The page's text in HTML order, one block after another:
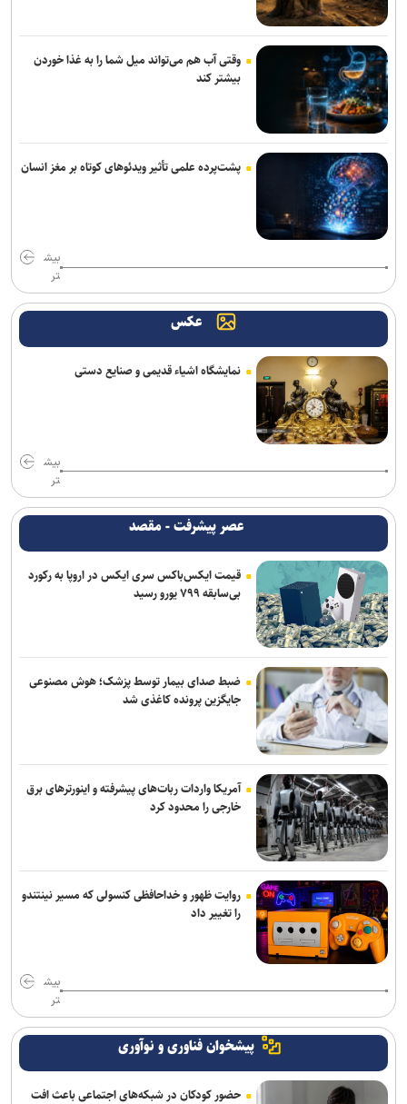
پزشکیان: اگر تا امروز مانده‌ایم، به‌خاطر مردم نجیب ایران است/ حتی
گلایه‌مندان هم همراهی کردند + صوت
دستگیری ۸ نفر از اشرار مسلح شاخص و مرتبطین گروهک‌های تروریستی
مذاکرات ایران-عمان درباره تنگه هرمز ادامه دارد/ بیانیه مشترک در مرحله
تدوین نهایی
نشست وزیران خارجه مصر، ترکیه، پاکستان و عربستان با محوریت تحولات
منطقه
هلاکت ۲ نظامی صهیونیست و مجروحیت ۴ تن دیگر در جنوب لبنان
صنعا: معادلات یمن را نمی‌توان با تغییر مسیر کشتی‌ها دور زد
انصارالله حمله به یک نفتکش عربستان را تأیید کرد
بازداشت استاد سال دانشگاه مریلند توسط پلیس مهاجرت آمریکا
پزشکیان: جامعه امروز بیش از هر زمان به همدلی و اخلاق قرآنی نیاز دارد
پزشکیان: مشروطه نماد بیداری، قانون‌گرایی و مردم‌سالاری ملت ایران
همکاری تهران و بغداد برای خدمت به زائران در مرز زرباطیه
گفت‌وگوی تلفنی وزرای امور خارجه ایران و ایتالیا
وزارت خارجه یمن: تشدید تنش از سوی عربستان با واکنشی فراگیر روبه‌رو
می‌شود
حمله یک شهپاد به یک کشتی در نزدیکی باب‌المندب
وقتی آب هم می‌تواند میل شما را به غذا خوردن
بیشتر کند
پشت‌پرده علمی تأثیر ویدئو‌های کوتاه بر مغز انسان
بیش
تر
عکس
نمایشگاه اشیاء قدیمی و صنایع دستی
بیش
تر
عصر پیشرفت - مقصد
قیمت ایکس‌باکس سری ایکس در اروپا به رکورد
بی‌سابقه ۷۹۹ یورو رسید
ضبط صدای بیمار توسط پزشک؛ هوش مصنوعی
جایگزین پرونده کاغذی شد
آمریکا واردات ربات‌های پیشرفته و اینورترهای برق
خارجی را محدود کرد
روایت ظهور و خداحافظی کنسولی که مسیر نینتندو
را تغییر داد
بیش
تر
پیشخوان فناوری و نوآوری
حضور کودکان در شبکه‌های اجتماعی باعث افت